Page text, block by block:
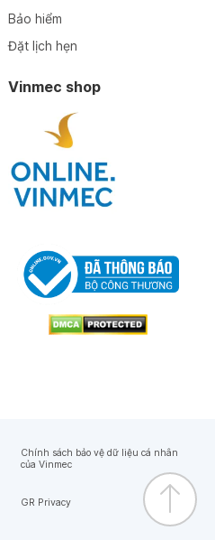
Bảo hiểm
Đặt lịch hẹn
Vinmec shop
Chính sách bảo vệ dữ liệu cá nhân
của Vinmec
GR Privacy